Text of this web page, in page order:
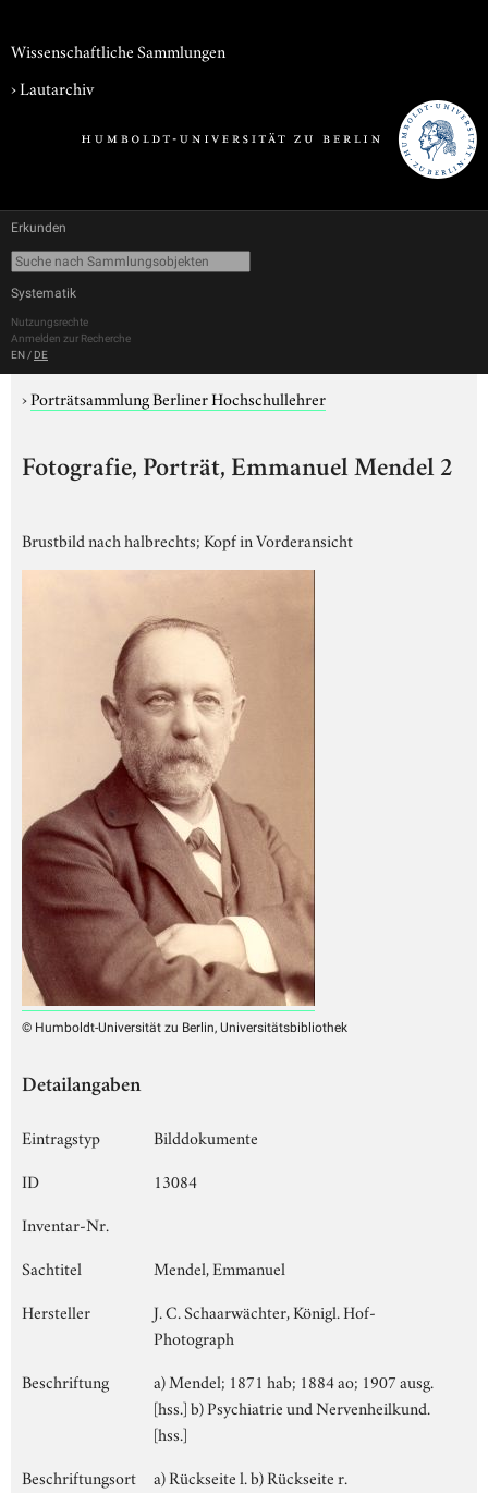
Wissenschaftliche Sammlungen
›Lautarchiv
Erkunden
Systematik
Nutzungsrechte
Anmelden zur Recherche
EN / DE
›Porträtsammlung Berliner Hochschullehrer
Fotografie, Porträt, Emmanuel Mendel 2
Brustbild nach halbrechts; Kopf in Vorderansicht
© Humboldt-Universität zu Berlin, Universitätsbibliothek
Detailangaben
Eintragstyp
Bilddokumente
ID
13084
Inventar-Nr.
Sachtitel
Mendel, Emmanuel
Hersteller
J. C. Schaarwächter, Königl. Hof-
Photograph
Beschriftung
a) Mendel; 1871 hab; 1884 ao; 1907 ausg.
[hss.] b) Psychiatrie und Nervenheilkund.
[hss.]
Beschriftungsort
a) Rückseite l. b) Rückseite r.